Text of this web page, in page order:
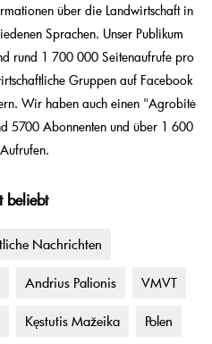
über die Landwirtschaft in
Sprachen. Unser Publikum
rund 1 700 000 Seitenaufrufe pro
Gruppen auf Facebook
Wir haben auch einen "Agrobitė
5700 Abonnenten und über 1 600
beliebt
Nachrichten
Andrius Palionis VMVT
Kęstutis Mažeika Polen